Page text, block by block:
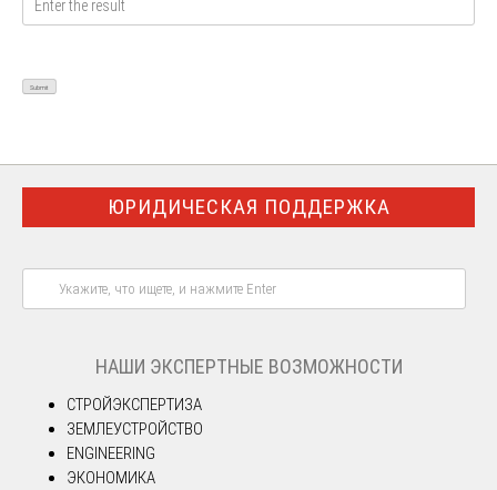
ЮРИДИЧЕСКАЯ ПОДДЕРЖКА
НАШИ ЭКСПЕРТНЫЕ ВОЗМОЖНОСТИ
СТРОЙЭКСПЕРТИЗА
ЗЕМЛЕУСТРОЙСТВО
ENGINEERING
ЭКОНОМИКА